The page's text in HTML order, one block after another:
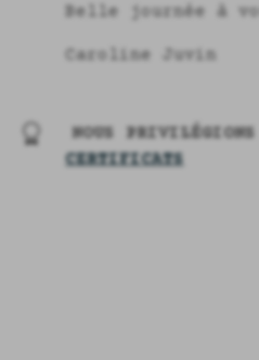
Belle journée à
Caroline Juvin
NOUS
CERTIFICATS